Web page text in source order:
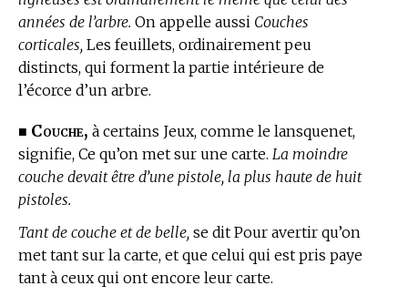
années de l’arbre. On appelle aussi Couches
corticales, Les feuillets, ordinairement peu
distincts, qui forment la partie intérieure de
l’écorce d’un arbre.
■ Couche, à certains Jeux, comme le lansquenet,
signifie, Ce qu’on met sur une carte. La moindre
couche devait être d’une pistole, la plus haute de huit
pistoles.
Tant de couche et de belle, se dit Pour avertir qu’on
met tant sur la carte, et que celui qui est pris paye
tant à ceux qui ont encore leur carte.